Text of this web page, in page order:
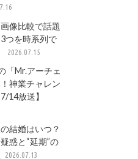
像比較で話題
つを時系列で
2026.07.15
「Mr.アーチェ
神業チャレン
14放送】
結婚はいつ？
惑と“延期”の
2026.07.13